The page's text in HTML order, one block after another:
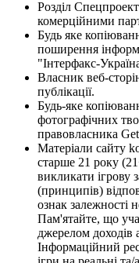
Розділ
комерційними
Будь яке
поширення
"Інтерфакс-
Власник веб-
публікації.
Будь-яке
фотографічних
правовласника
Матеріали сайту
старше 21 року
викликати ігрову
(принципів)
ознак залежності
Пам'ятайте, що
джерелом доходів
Інформаційний